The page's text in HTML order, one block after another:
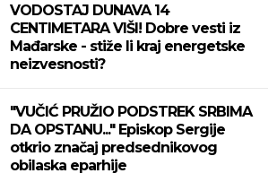
VODOSTAJ DUNAVA 14
CENTIMETARA VIŠI! Dobre vesti iz
Mađarske - stiže li kraj energetske
neizvesnosti?
"VUČIĆ PRUŽIO PODSTREK SRBIMA
DA OPSTANU..." Episkop Sergije
otkrio značaj predsednikovog
obilaska eparhije